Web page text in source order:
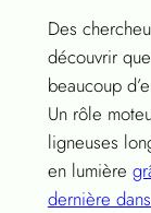
Des
découvrir
beaucoup
Un rôle
ligneuses
en lumière
dernière